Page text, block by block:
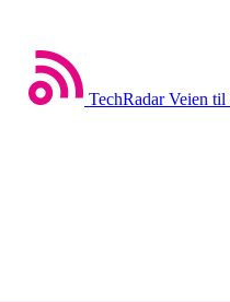
TechRadar Veien til